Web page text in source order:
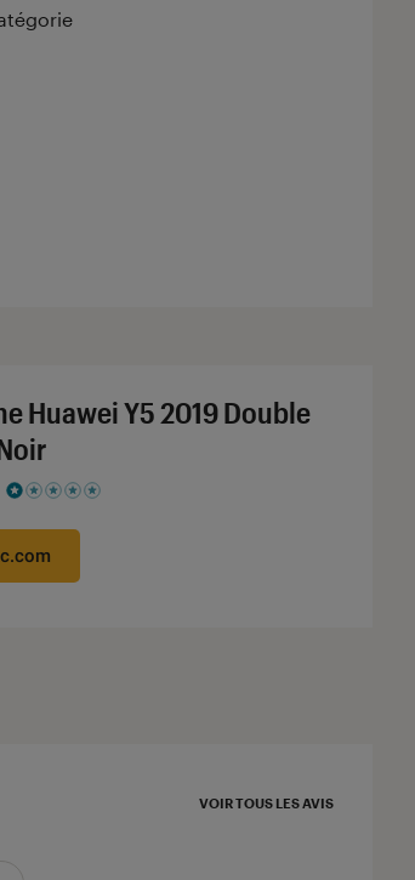
Huawei Y5 2019 Double
sur 5
VOIR TOUS LES AVIS